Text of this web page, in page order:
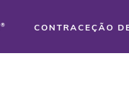
® CONTRACEÇÃO